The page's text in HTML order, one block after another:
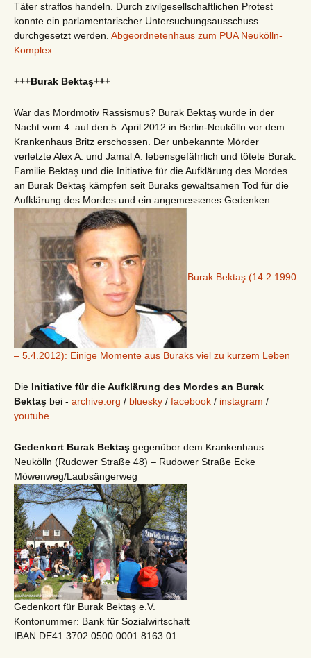
Täter straflos handeln. Durch zivilgesellschaftlichen Protest
konnte ein parlamentarischer Untersuchungsausschuss
durchgesetzt werden. Abgeordnetenhaus zum PUA Neukölln-
Komplex
+++Burak Bektaş+++
War das Mordmotiv Rassismus? Burak Bektaş wurde in der
Nacht vom 4. auf den 5. April 2012 in Berlin-Neukölln vor dem
Krankenhaus Britz erschossen. Der unbekannte Mörder
verletzte Alex A. und Jamal A. lebensgefährlich und tötete Burak.
Familie Bektaş und die Initiative für die Aufklärung des Mordes
an Burak Bektaş kämpfen seit Buraks gewaltsamen Tod für die
Aufklärung des Mordes und ein angemessenes Gedenken.
Burak Bektaş (14.2.1990
– 5.4.2012): Einige Momente aus Buraks viel zu kurzem Leben
Die Initiative für die Aufklärung des Mordes an Burak
Bektaş bei - archive.org / bluesky / facebook / instagram /
youtube
Gedenkort Burak Bektaş gegenüber dem Krankenhaus
Neukölln (Rudower Straße 48) – Rudower Straße Ecke
Möwenweg/Laubsängerweg
Gedenkort für Burak Bektaş e.V.
Kontonummer: Bank für Sozialwirtschaft
IBAN DE41 3702 0500 0001 8163 01